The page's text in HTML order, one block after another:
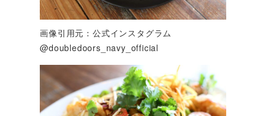
画像引用元：公式インスタグラム
@doubledoors_navy_official